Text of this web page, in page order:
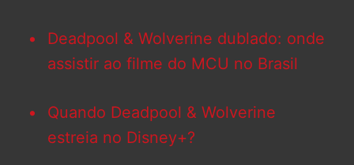
Deadpool & Wolverine dublado: onde
assistir ao filme do MCU no Brasil
Quando Deadpool & Wolverine
estreia no Disney+?